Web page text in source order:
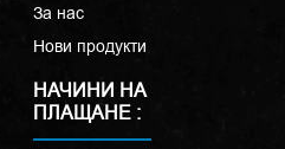
За нас
Нови продукти
НАЧИНИ НА
ПЛАЩАНЕ :